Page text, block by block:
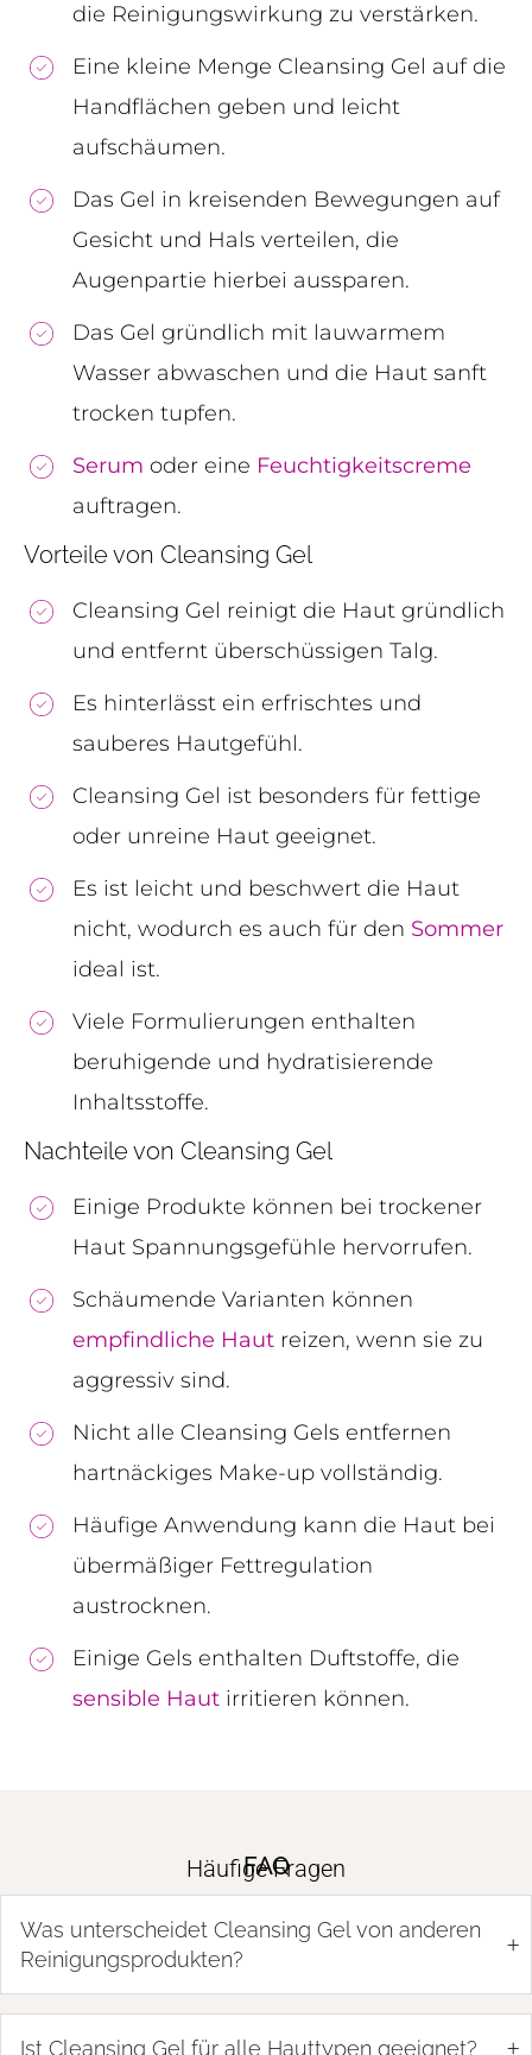
die Reinigungswirkung zu verstärken.
Eine kleine Menge Cleansing Gel auf die
Handflächen geben und leicht
aufschäumen.
Das Gel in kreisenden Bewegungen auf
Gesicht und Hals verteilen, die
Augenpartie hierbei aussparen.
Das Gel gründlich mit lauwarmem
Wasser abwaschen und die Haut sanft
trocken tupfen.
Serum oder eine Feuchtigkeitscreme
auftragen.
Vorteile von Cleansing Gel
Cleansing Gel reinigt die Haut gründlich
und entfernt überschüssigen Talg.
Es hinterlässt ein erfrischtes und
sauberes Hautgefühl.
Cleansing Gel ist besonders für fettige
oder unreine Haut geeignet.
Es ist leicht und beschwert die Haut
nicht, wodurch es auch für den Sommer
ideal ist.
Viele Formulierungen enthalten
beruhigende und hydratisierende
Inhaltsstoffe.
Nachteile von Cleansing Gel
Einige Produkte können bei trockener
Haut Spannungsgefühle hervorrufen.
Schäumende Varianten können
empfindliche Haut reizen, wenn sie zu
aggressiv sind.
Nicht alle Cleansing Gels entfernen
hartnäckiges Make-up vollständig.
Häufige Anwendung kann die Haut bei
übermäßiger Fettregulation
austrocknen.
Einige Gels enthalten Duftstoffe, die
sensible Haut irritieren können.
FAQ
Häufige Fragen
Was unterscheidet Cleansing Gel von anderen
Reinigungsprodukten?
+
Ist Cleansing Gel für alle Hauttypen geeignet?